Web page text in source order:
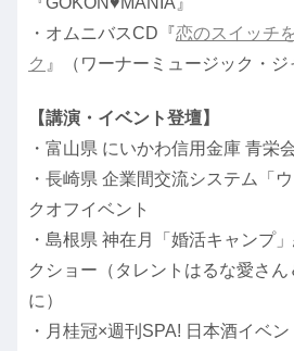
・オムニバスCD『恋のスイッチ
ク 』（ワーナーミュージック・ジ
【講演・イベント登壇】
・富山県 にいかわ信用金庫 青栄
・長崎県 企業間交流システム「
クオフイベント
・島根県 神在月「婚活キャンプ
クショー（タレントはるな愛さ
に）
・月桂冠×週刊SPA! 日本酒イベ